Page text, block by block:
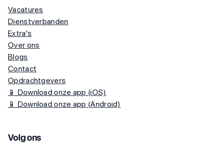
Vacatures
Dienstverbanden
Extra's
Over ons
Blogs
Contact
Opdrachtgevers
📱 Download onze app (iOS)
📱 Download onze app (Android)
Volg ons